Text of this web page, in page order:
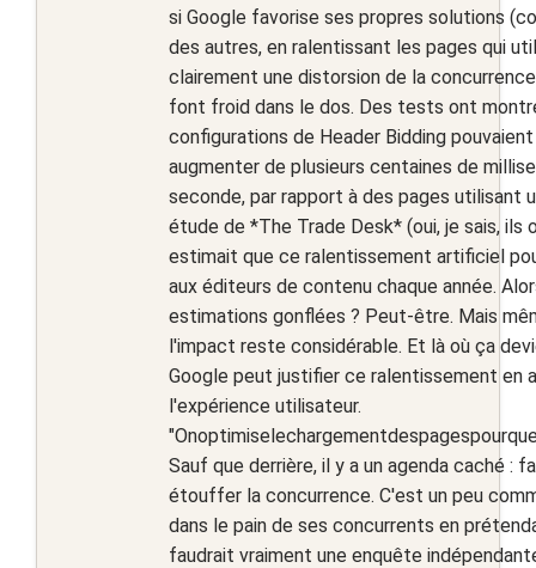
si Google favorise ses propres solutions
des autres, en ralentissant les pages qui
clairement une distorsion de la
font froid dans le dos. Des tests ont
configurations de Header Bidding
augmenter de plusieurs centaines de
seconde, par rapport à des pages utilisant
étude de *The Trade Desk* (oui, je sais, ils
estimait que ce ralentissement artificiel
aux éditeurs de contenu chaque année.
estimations gonflées ? Peut-être. Mais
l'impact reste considérable. Et là où ça
Google peut justifier ce ralentissement en
l'expérience utilisateur.
Sauf que derrière, il y a un agenda caché :
étouffer la concurrence. C'est un peu
dans le pain de ses concurrents en
faudrait vraiment une enquête